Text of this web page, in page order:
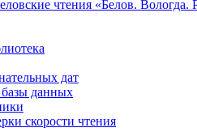
чтения «Белов. Вологда.
дат
данных
скорости чтения